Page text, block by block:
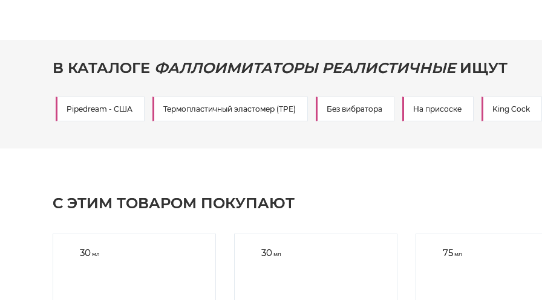
В КАТАЛОГЕ ФАЛЛОИМИТАТОРЫ РЕАЛИСТИЧНЫЕИЩУТ
Pipedream - США Термопластичный эластомер (TPE) Без вибратора На присоске King Cock
С ЭТИМ ТОВАРОМ ПОКУПАЮТ
30мл 30мл 75мл